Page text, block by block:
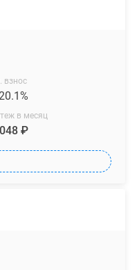
взнос
в месяц
₽